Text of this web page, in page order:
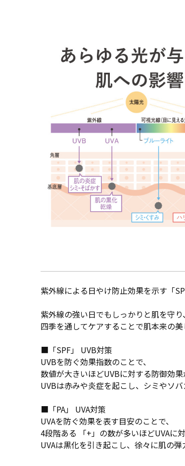
紫外線による日やけ防止効果を示す「
紫外線の強い日でもしっかりと肌を守り、
四季を通してケアすることで肌本来の美
■「SPF」 UVB対策
UVBを防ぐ効果指数のことで、
数値が大きいほどUVBに対する防御効果
UVBは赤みや炎症を起こし、シミやソバ
■「PA」 UVA対策
UVAを防ぐ効果を表す目安のことで、
4段階ある 「+」の数が多いほどUVAに
UVAは黒化を引き起こし、徐々に肌の弾